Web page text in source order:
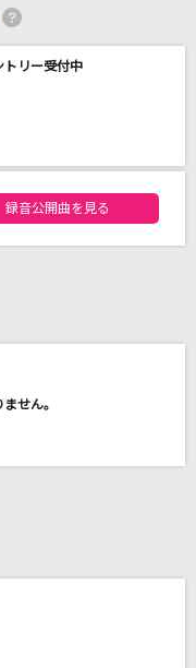
20 twenty～)
ジョン)
など
リー受付中
ランキング
録音公開曲を見る